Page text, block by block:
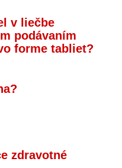
v liečbe
podávaním
forme tabliet?
zdravotné